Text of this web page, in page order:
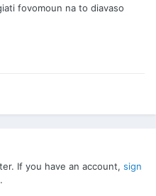
fovomoun na to diavaso
If you have an account, sign